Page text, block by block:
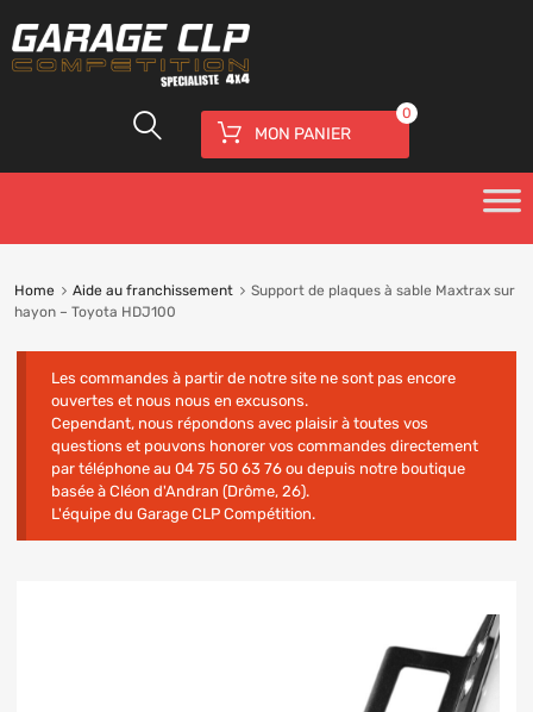
MON PANIER
0
Home Aide au franchissement
Support de plaques à sable Maxtrax sur
hayon – Toyota HDJ100
Les commandes à partir de notre site ne sont pas encore
ouvertes et nous nous en excusons.
Cependant, nous répondons avec plaisir à toutes vos
questions et pouvons honorer vos commandes directement
par téléphone au 04 75 50 63 76 ou depuis notre boutique
basée à Cléon d'Andran (Drôme, 26).
L'équipe du Garage CLP Compétition.